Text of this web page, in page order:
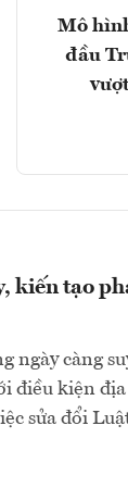
Mô
đầu
kiến tạo
ngày càng
điều kiện
sửa đổi